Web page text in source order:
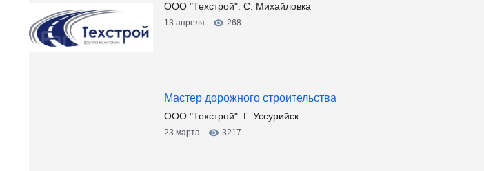
ООО "Техстрой". С. Михайловка
13 апреля 268
Мастер дорожного строительства
ООО "Техстрой". Г. Уссурийск
23 марта 3217